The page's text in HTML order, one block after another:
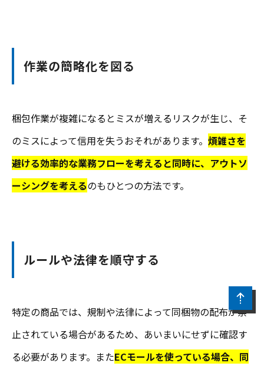
作業の簡略化を図る
梱包作業が複雑になるとミスが増えるリスクが生じ、そ
のミスによって信用を失うおそれがあります。 煩雑さを
避ける効率的な業務フローを考えると同時に、アウトソ
ーシングを考えるのもひとつの方法です。
ルールや法律を順守する
特定の商品では、規制や法律によって同梱物の配布が禁
止されている場合があるため、あいまいにせずに確認す
る必要があります。またECモールを使っている場合、同